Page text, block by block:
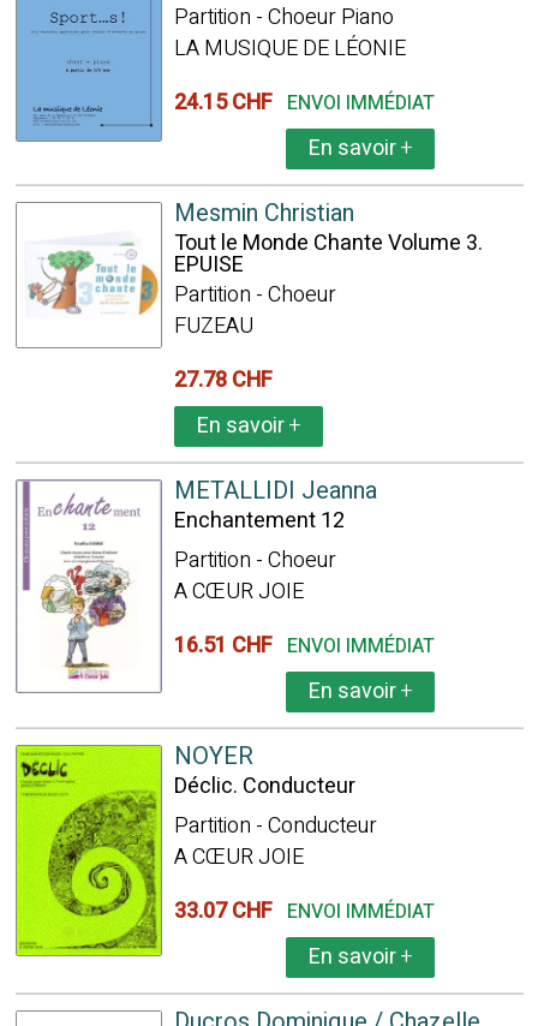
Partition - Choeur Piano
LA MUSIQUE DE LÉONIE
24.15 CHF ENVOI IMMÉDIAT
En savoir+
Mesmin Christian
Tout le Monde Chante Volume 3.
EPUISE
Partition - Choeur
FUZEAU
27.78 CHF
En savoir+
METALLIDI Jeanna
Enchantement 12
Partition - Choeur
A CŒUR JOIE
16.51 CHF ENVOI IMMÉDIAT
En savoir+
NOYER
Déclic. Conducteur
Partition - Conducteur
A CŒUR JOIE
33.07 CHF ENVOI IMMÉDIAT
En savoir+